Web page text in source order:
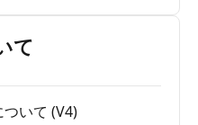
の提案にも活用で
専業のOEMメーカ
だいています。
て
いて (V4)